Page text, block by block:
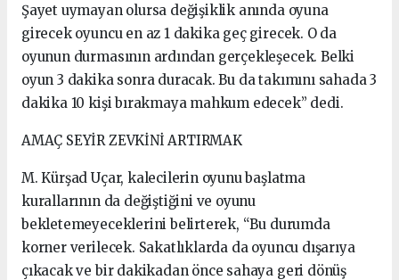
Şayet uymayan olursa değişiklik anında oyuna
girecek oyuncu en az 1 dakika geç girecek. O da
oyunun durmasının ardından gerçekleşecek. Belki
oyun 3 dakika sonra duracak. Bu da takımını sahada 3
dakika 10 kişi bırakmaya mahkum edecek” dedi.
AMAÇ SEYİR ZEVKİNİ ARTIRMAK
M. Kürşad Uçar, kalecilerin oyunu başlatma
kurallarının da değiştiğini ve oyunu
bekletemeyeceklerini belirterek, “Bu durumda
korner verilecek. Sakatlıklarda da oyuncu dışarıya
çıkacak ve bir dakikadan önce sahaya geri dönüş